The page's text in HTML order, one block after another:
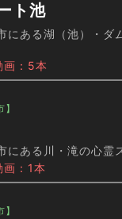
ト池
にある湖（池）・ダ
：5本
にある川・滝の心霊
：1本